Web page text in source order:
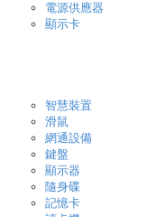
電源供應器
顯示卡
智慧裝置
滑鼠
網通設備
鍵盤
顯示器
隨身碟
記憶卡